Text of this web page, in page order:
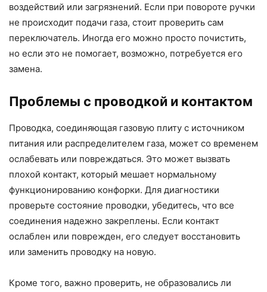
воздействий или загрязнений. Если при повороте ручки
не происходит подачи газа, стоит проверить сам
переключатель. Иногда его можно просто почистить,
но если это не помогает, возможно, потребуется его
замена.
Проблемы с проводкой и контактом
Проводка, соединяющая газовую плиту с источником
питания или распределителем газа, может со временем
ослабевать или повреждаться. Это может вызвать
плохой контакт, который мешает нормальному
функционированию конфорки. Для диагностики
проверьте состояние проводки, убедитесь, что все
соединения надежно закреплены. Если контакт
ослаблен или поврежден, его следует восстановить
или заменить проводку на новую.
Кроме того, важно проверить, не образовались ли